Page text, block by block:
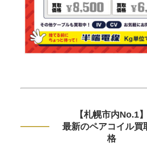
【札幌市内No.1】
最新のペアコイル買
格